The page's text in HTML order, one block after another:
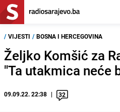
/ VIJESTI / BOSNA I HERCEGOVINA
Željko Komšić za
"Ta utakmica neće
09.09.22. 22:38 32